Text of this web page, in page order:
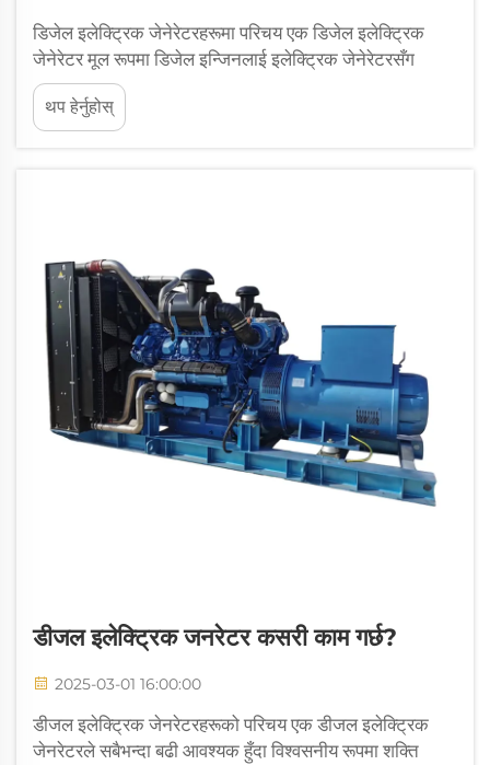
डिजेल इलेक्ट्रिक जेनेरेटरहरूमा परिचय एक डिजेल इलेक्ट्रिक
जेनेरेटर मूल रूपमा डिजेल इन्जिनलाई इलेक्ट्रिक जेनेरेटरसँग
संयोजन गरेर बिजुली बनाउने काम गर्दछ। यी इकाईहरूले डिजेल
इन्धनलाई उपयोग योग्य विद्युतीय शक्तिमा फाल्ने काम गर्दछ।
थप हेर्नुहोस्
डीजल इलेक्ट्रिक जनरेटर कसरी काम गर्छ?
2025-03-01 16:00:00
डीजल इलेक्ट्रिक जेनरेटरहरूको परिचय एक डीजल इलेक्ट्रिक
जेनरेटरले सबैभन्दा बढी आवश्यक हुँदा विश्वसनीय रूपमा शक्ति